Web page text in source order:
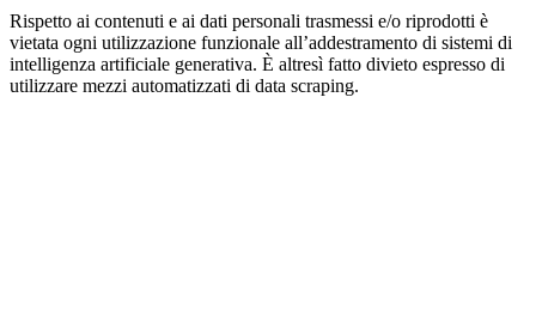
Rispetto ai contenuti e ai dati personali trasmessi e/o riprodotti è
vietata ogni utilizzazione funzionale all’addestramento di sistemi di
intelligenza artificiale generativa. È altresì fatto divieto espresso di
utilizzare mezzi automatizzati di data scraping.